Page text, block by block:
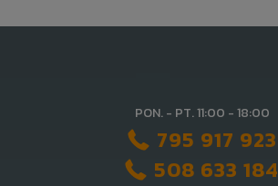
PON. - PT. 11:00 - 18:00
795 917 923
508 633 184